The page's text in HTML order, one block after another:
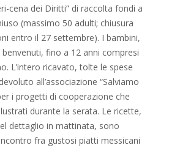
cena dei Diritti” di raccolta fondi a
(massimo 50 adulti; chiusura
entro il 27 settembre). I bambini,
fino a 12 anni compresi
L’intero ricavato, tolte le spese
all’associazione “Salviamo
i progetti di cooperazione che
durante la serata. Le ricette,
dettaglio in mattinata, sono
fra gustosi piatti messicani